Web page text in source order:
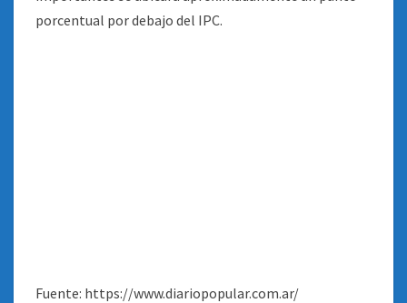
Fuente: https://www.diariopopular.com.ar/